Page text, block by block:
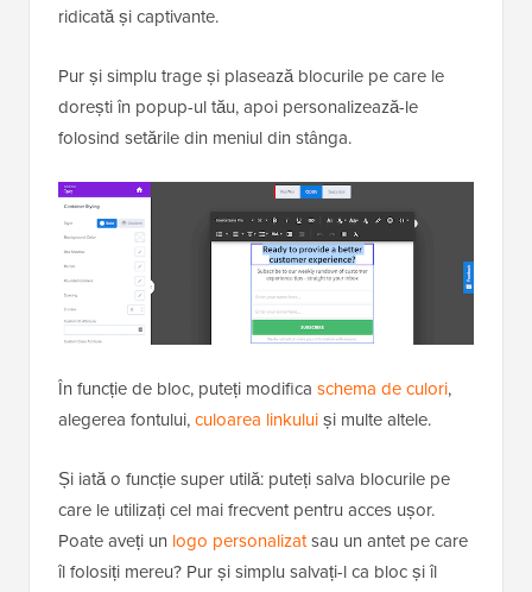
ridicată și captivante.
Pur și simplu trage și plasează blocurile pe care le
dorești în popup-ul tău, apoi personalizează-le
folosind setările din meniul din stânga.
În funcție de bloc, puteți modifica schema de culori,
alegerea fontului,culoarea linkuluiși multe altele.
Și iată o funcție super utilă: puteți salva blocurile pe
care le utilizați cel mai frecvent pentru acces ușor.
Poate aveți un logo personalizatsau un antet pe care
îl folosiți mereu? Pur și simplu salvați-l ca bloc și îl